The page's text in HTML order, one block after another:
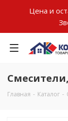
Цена и
Главная - Каталог -